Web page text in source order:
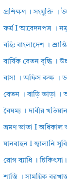
প্রশিক্ষণ । সংযুক্তি ।
ফর্ম I আবেদনপত্র ।
বহি: বাংলাদেশ ।
বার্ষিক বেতন বৃদ্ধি ।
বাসা । অফিস কক্ষ ।
বেতন । বাড়ি ভাড়া ।
বৈষম্য । দাবীর
ভ্রমণ ভাতা I অধিকাল
যানবাহন I জ্বালানি
রোগ ব্যাধি ।
শাস্তি । সাময়িক